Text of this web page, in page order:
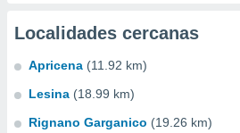
Localidades cercanas
Apricena (11.92 km)
Lesina (18.99 km)
Rignano Garganico (19.26 km)